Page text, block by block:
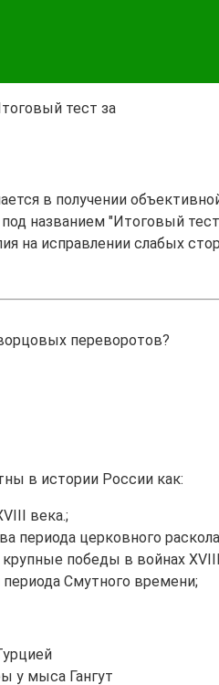
тест за
в получении
названием "Итоговый
на исправлении слабых
переворотов?
в истории России как:
века.;
периода церковного раскола
победы в войнах
Смутного времени;
у мыса Гангут